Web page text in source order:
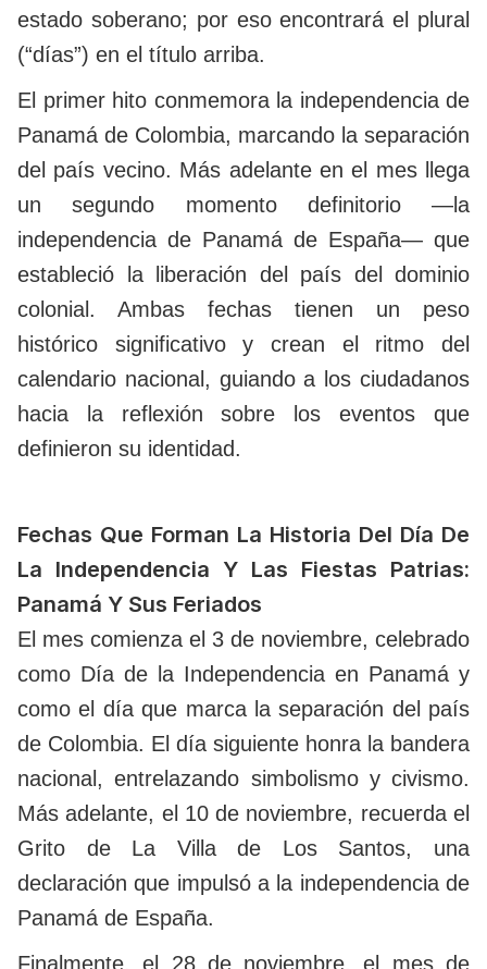
estado soberano; por eso encontrará el plural
(“días”) en el título arriba.
El primer hito conmemora la independencia de
Panamá de Colombia, marcando la separación
del país vecino. Más adelante en el mes llega
un segundo momento definitorio —la
independencia de Panamá de España— que
estableció la liberación del país del dominio
colonial. Ambas fechas tienen un peso
histórico significativo y crean el ritmo del
calendario nacional, guiando a los ciudadanos
hacia la reflexión sobre los eventos que
definieron su identidad.
Fechas Que Forman La Historia Del Día De
La Independencia Y Las Fiestas Patrias:
Panamá Y Sus Feriados
El mes comienza el 3 de noviembre, celebrado
como Día de la Independencia en Panamá y
como el día que marca la separación del país
de Colombia. El día siguiente honra la bandera
nacional, entrelazando simbolismo y civismo.
Más adelante, el 10 de noviembre, recuerda el
Grito de La Villa de Los Santos, una
declaración que impulsó a la independencia de
Panamá de España.
Finalmente, el 28 de noviembre, el mes de